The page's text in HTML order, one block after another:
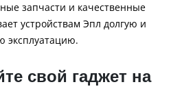
запчасти и качественные
устройствам Эпл долгую и
эксплуатацию.
свой гаджет на